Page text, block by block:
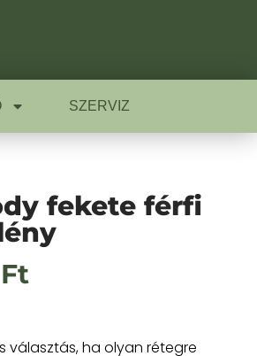
SZERVIZ
fekete férfi
Ft
választás, ha olyan rétegre